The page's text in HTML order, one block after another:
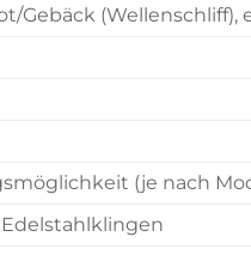
Gebäck
(je nach